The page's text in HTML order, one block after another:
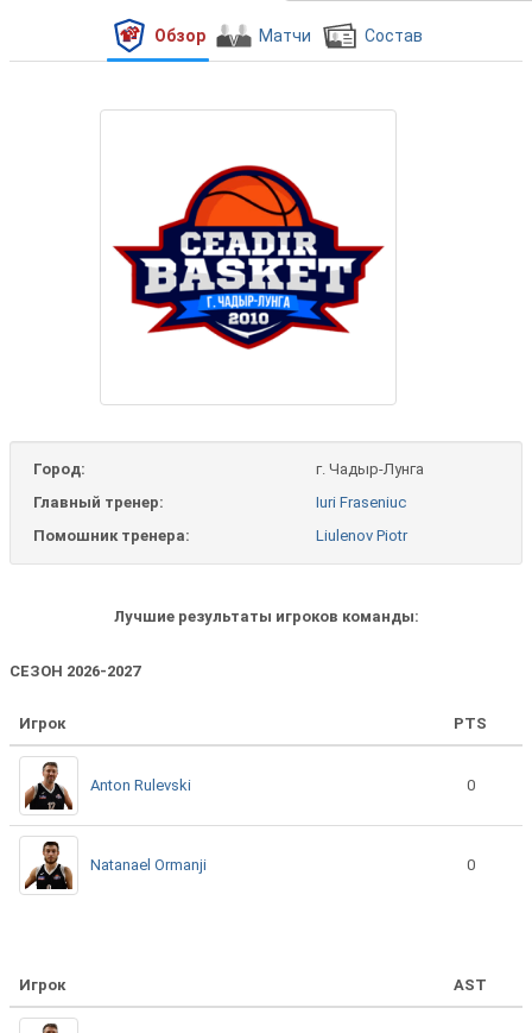
Обзор Матчи Состав
Город:
г. Чадыр-Лунга
Главный тренер:
Iuri Fraseniuc
Помошник тренера:
Liulenov Piotr
Лучшие результаты игроков команды:
СЕЗОН 2026-2027
Игрок PTS
Anton Rulevski 0
Natanael Ormanji 0
Игрок AST